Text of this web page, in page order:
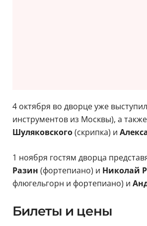
4 октября во дворце уже
инструментов из Москвы), а
Шуляковского(скрипка) и
1 ноября гостям дворца
Разин (фортепиано) и Николай
флюгельгорн и фортепиано) и
Билеты и цены